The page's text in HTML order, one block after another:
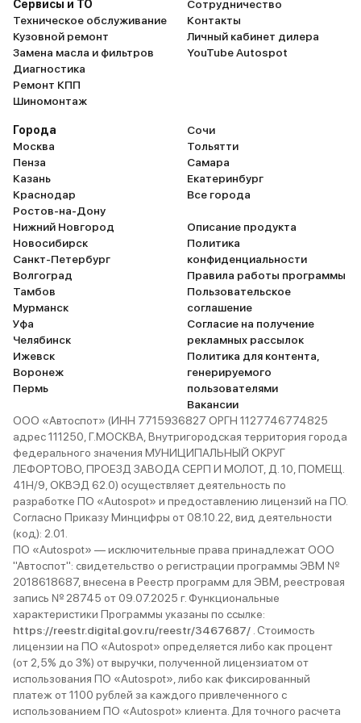
круиз-контроль (при
часть управления
на себя). Мне за рулем
комфортно,
подстраивается под
часто
Иногда приходилось
устойчивости и
вперед.
Сервисы и ТО
Техническое обслуживание
Кузовной ремонт
Замена масла и фильтров
Диагностика
Ремонт КПП
Шиномонтаж
Сотрудничество
Контакты
Личный кабинет дилера
YouTube Autospot
Города
Москва
Пенза
Казань
Краснодар
Ростов-на-Дону
Нижний Новгород
Новосибирск
Санкт-Петербург
Волгоград
Тамбов
Мурманск
Уфа
Челябинск
Ижевск
Воронеж
Пермь
Сочи
Тольятти
Самара
Екатеринбург
Все города
Описание продукта
Политика
конфиденциальности
Правила работы программы
Пользовательское
соглашение
Согласие на получение
рекламных рассылок
Политика для контента,
генерируемого
пользователями
Вакансии
ООО «Автоспот» (ИНН 7715936827 ОРГН 1127746774825
адрес 111250, Г.МОСКВА, Внутригородская территория города
федерального значения МУНИЦИПАЛЬНЫЙ ОКРУГ
ЛЕФОРТОВО, ПРОЕЗД ЗАВОДА СЕРП И МОЛОТ, Д. 10, ПОМЕЩ.
41Н/9, ОКВЭД 62.0) осуществляет деятельность по
разработке ПО «Autospot» и предоставлению лицензий на ПО.
Согласно Приказу Минцифры от 08.10.22, вид деятельности
(код): 2.01.
ПО «Autospot» — исключительные права принадлежат ООО
"Автоспот": свидетельство о регистрации программы ЭВМ №
2018618687, внесена в Реестр программ для ЭВМ, реестровая
запись № 28745 от 09.07.2025 г. Функциональные
характеристики Программы указаны по ссылке:
https://reestr.digital.gov.ru/reestr/3467687/ . Стоимость
лицензии на ПО «Autospot» определяется либо как процент
(от 2,5% до 3%) от выручки, полученной лицензиатом от
использования ПО «Autospot», либо как фиксированный
платеж от 1100 рублей за каждого привлеченного с
использованием ПО «Autospot» клиента. Для точного расчета